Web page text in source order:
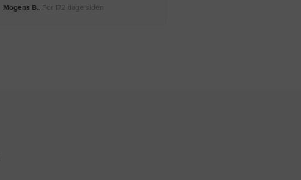
Mogens B., For 172 dage siden